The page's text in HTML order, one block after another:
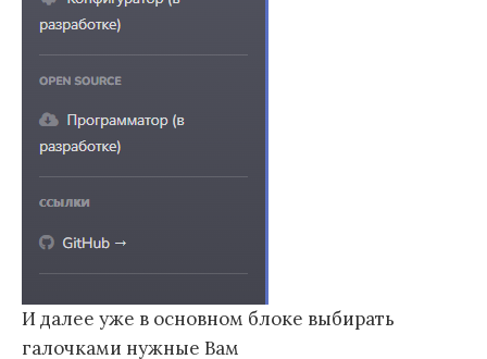
И далее уже в основном блоке выбирать
галочками нужные Вам